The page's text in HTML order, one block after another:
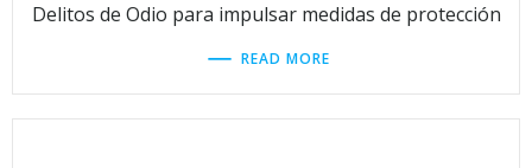
Delitos de Odio para impulsar medidas de protección
READ MORE